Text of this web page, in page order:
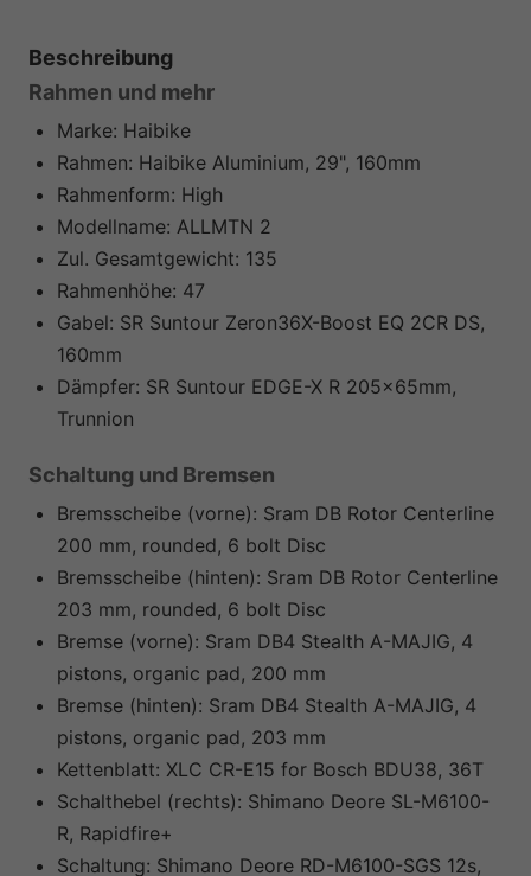
Beschreibung
Rahmen und mehr
Marke: Haibike
Rahmen: Haibike Aluminium, 29", 160mm
Rahmenform: High
Modellname: ALLMTN 2
Zul. Gesamtgewicht: 135
Rahmenhöhe: 47
Gabel: SR Suntour Zeron36X-Boost EQ 2CR DS,
160mm
Dämpfer: SR Suntour EDGE-X R 205x65mm,
Trunnion
Schaltung und Bremsen
Bremsscheibe (vorne): Sram DB Rotor Centerline
200 mm, rounded, 6 bolt Disc
Bremsscheibe (hinten): Sram DB Rotor Centerline
203 mm, rounded, 6 bolt Disc
Bremse (vorne): Sram DB4 Stealth A-MAJIG, 4
pistons, organic pad, 200 mm
Bremse (hinten): Sram DB4 Stealth A-MAJIG, 4
pistons, organic pad, 203 mm
Kettenblatt: XLC CR-E15 for Bosch BDU38, 36T
Schalthebel (rechts): Shimano Deore SL-M6100-
R, Rapidfire+
Schaltung: Shimano Deore RD-M6100-SGS 12s,